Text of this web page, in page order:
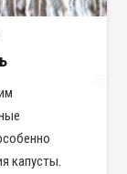
капусты.